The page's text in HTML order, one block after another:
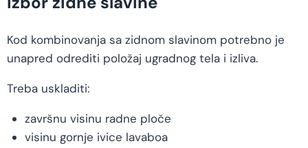
Kod kombinovanja sa zidnom slavinom potrebno je
unapred odrediti položaj ugradnog tela i izliva.
Treba uskladiti:
završnu visinu radne ploče
visinu gornje ivice lavaboa